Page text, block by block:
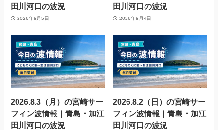
田川河口の波況
2026年8月5日
田川河口の波況
2026年8月4日
2026.8.3（月）の宮崎サー
フィン波情報｜青島・加江
田川河口の波況
2026.8.2（日）の宮崎サー
フィン波情報｜青島・加江
田川河口の波況